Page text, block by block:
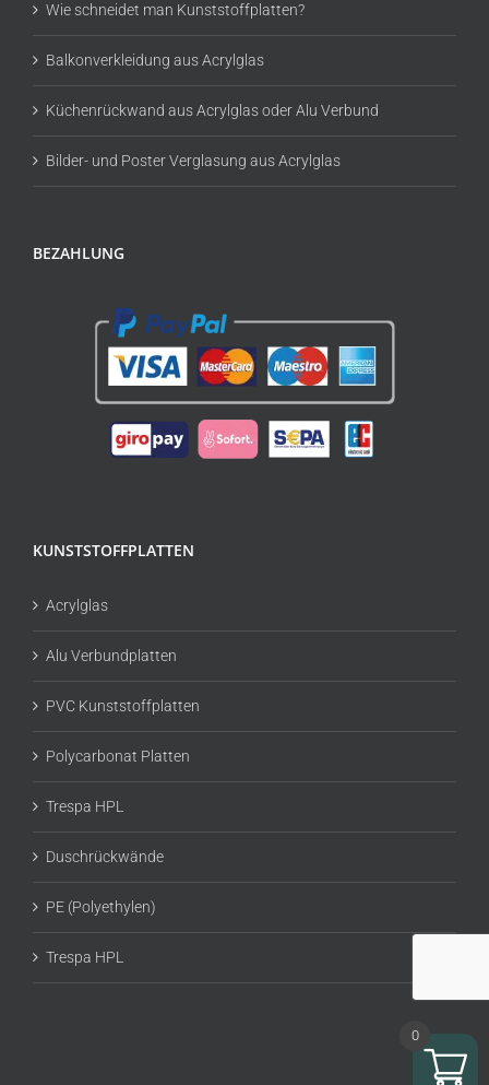
Wie schneidet man Kunststoffplatten?
Balkonverkleidung aus Acrylglas
Küchenrückwand aus Acrylglas oder Alu Verbund
Bilder- und Poster Verglasung aus Acrylglas
BEZAHLUNG
KUNSTSTOFFPLATTEN
Acrylglas
Alu Verbundplatten
PVC Kunststoffplatten
Polycarbonat Platten
Trespa HPL
Duschrückwände
PE (Polyethylen)
Trespa HPL
0